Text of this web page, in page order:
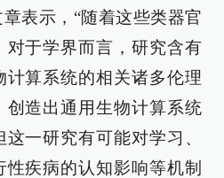
表示，“随着这些类器官
对于学界而言，研究含有
计算系统的相关诸多伦理
创造出通用生物计算系统
一研究有可能对学习、
疾病的认知影响等机制